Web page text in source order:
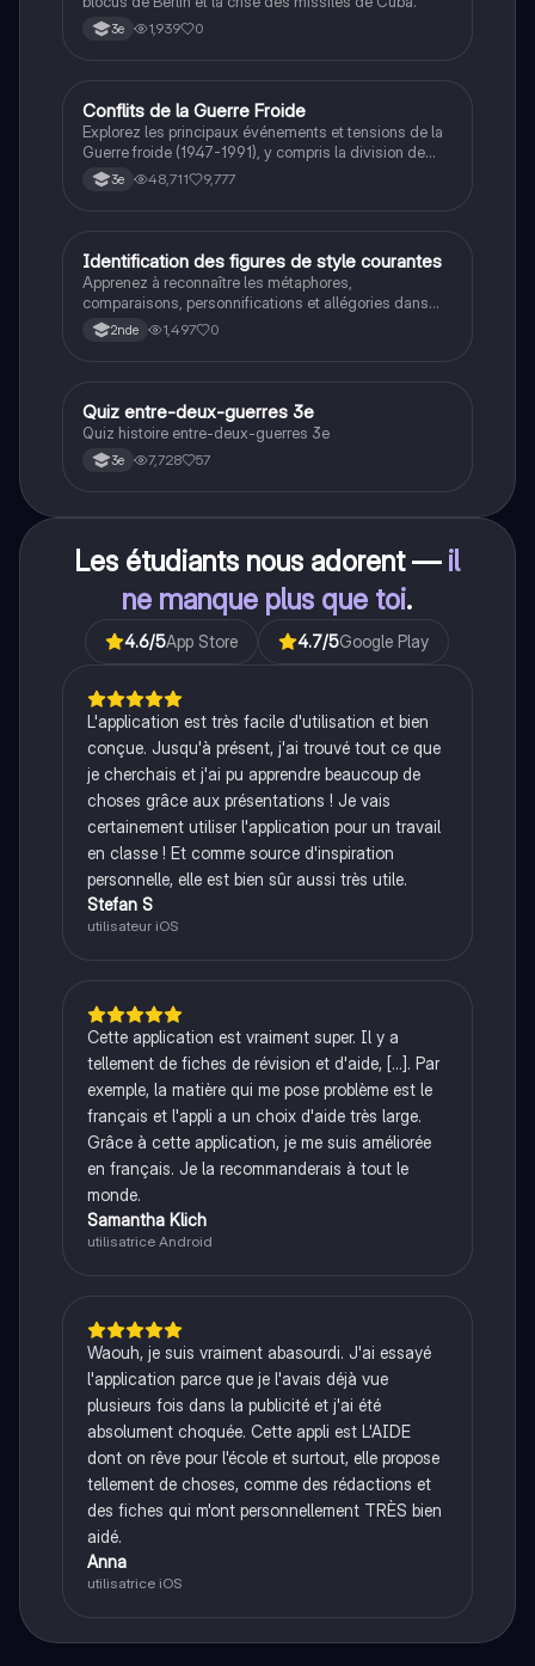
3e 1,939 0
Histoire
Conflits de la Guerre Froide
Explorez les principaux événements et tensions de la
Guerre froide (1947-1991), y compris la division de
l'Allemagne, la crise de Cuba, la guerre du Vietnam, et
la course à l'espace. Cette fiche de révision couvre les
historique.
3e 48,711 9,777
IFrançais
Identification des figures de style courantes
Apprenez à reconnaître les métaphores,
comparaisons, personnifications et allégories dans
des phrases simples.
2nde 1,497 0
QHistoire
Quiz entre-deux-guerres 3e
Quiz histoire entre-deux-guerres 3e
3e 7,728 57
Les étudiants nous adorent — il
ne manque plus que toi.
4.6/5App Store 4.7/5Google Play
L'application est très facile d'utilisation et bien
conçue. Jusqu'à présent, j'ai trouvé tout ce que
je cherchais et j'ai pu apprendre beaucoup de
choses grâce aux présentations ! Je vais
certainement utiliser l'application pour un travail
en classe ! Et comme source d'inspiration
personnelle, elle est bien sûr aussi très utile.
Stefan S
utilisateur iOS
Cette application est vraiment super. Il y a
tellement de fiches de révision et d'aide, [...]. Par
exemple, la matière qui me pose problème est le
français et l'appli a un choix d'aide très large.
Grâce à cette application, je me suis améliorée
en français. Je la recommanderais à tout le
monde.
Samantha Klich
utilisatrice Android
Waouh, je suis vraiment abasourdi. J'ai essayé
l'application parce que je l'avais déjà vue
plusieurs fois dans la publicité et j'ai été
absolument choquée. Cette appli est L'AIDE
dont on rêve pour l'école et surtout, elle propose
tellement de choses, comme des rédactions et
des fiches qui m'ont personnellement TRÈS bien
aidé.
Anna
utilisatrice iOS